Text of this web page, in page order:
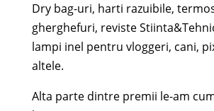
Dry bag-uri, harti razuibile,
gherghefuri, reviste
lampi inel pentru vloggeri, cani,
altele.
Alta parte dintre premii le-am